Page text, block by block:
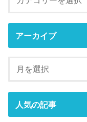
アーカイブ
人気の記事